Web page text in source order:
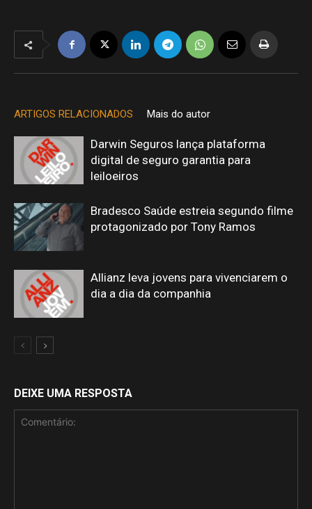
ARTIGOS RELACIONADOS Mais do autor
Darwin Seguros lança plataforma
digital de seguro garantia para
leiloeiros
Bradesco Saúde estreia segundo filme
protagonizado por Tony Ramos
Allianz leva jovens para vivenciarem o
dia a dia da companhia
DEIXE UMA RESPOSTA